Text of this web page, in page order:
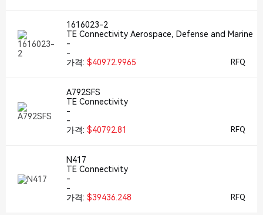
1616023-2
TE Connectivity Aerospace, Defense and Marine
-
-
가격: $40972.9965 RFQ
A792SFS
TE Connectivity
-
-
가격: $40792.81 RFQ
N417
TE Connectivity
-
-
가격: $39436.248 RFQ